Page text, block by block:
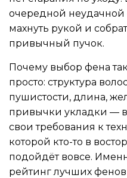
очередной неудачной
махнуть рукой и
привычный пучок.
Почему выбор фена
просто: структура
пушистости, длина,
привычки укладки —
свои требования к
которой кто-то в
подойдёт вовсе.
рейтинг лучших фенов